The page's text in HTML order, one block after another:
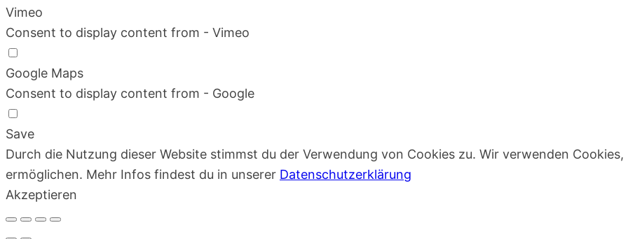
Vimeo
Consent to display content from - Vimeo
Google Maps
Consent to display content from - Google
Save
Durch die Nutzung dieser Website stimmst du der Verwendung von Cookies zu. Wir verwenden
ermöglichen. Mehr Infos findest du in unserer Datenschutzerklärung
Akzeptieren